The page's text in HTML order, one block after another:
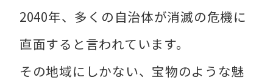
2040年、多くの自治体が消滅の危機に
直面すると言われています。
その地域にしかない、宝物のような魅